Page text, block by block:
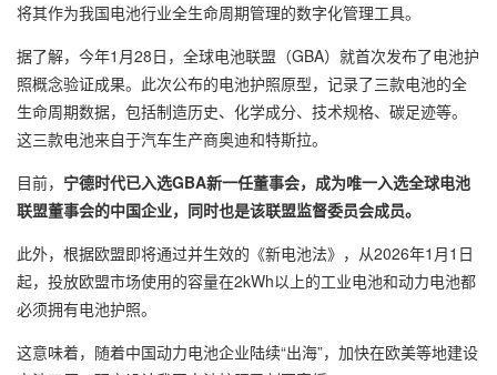
将其作为我国电池行业全生命周期管理的数字化管理工具。
据了解，今年1月28日，全球电池联盟（GBA）就首次发布了电池护
照概念验证成果。此次公布的电池护照原型，记录了三款电池的全
生命周期数据，包括制造历史、化学成分、技术规格、碳足迹等。
这三款电池来自于汽车生产商奥迪和特斯拉。
目前， 宁德时代已入选GBA新一任董事会，成为唯一入选全球电池
联盟董事会的中国企业，同时也是该联盟监督委员会成员。
此外，根据欧盟即将通过并生效的《新电池法》，从2026年1月1日
起，投放欧盟市场使用的容量在2kWh以上的工业电池和动力电池都
必须拥有电池护照。
这意味着，随着中国动力电池企业陆续“出海”，加快在欧美等地建设